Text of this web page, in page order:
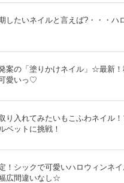
したいネイルと言えば?・・・ハ
案の「塗りかけネイル」☆最新
愛いっ♡
り入れてみたいもこふわネイル
ットに挑戦！
！シックで可愛いハロウィンネ
広間違いなし☆